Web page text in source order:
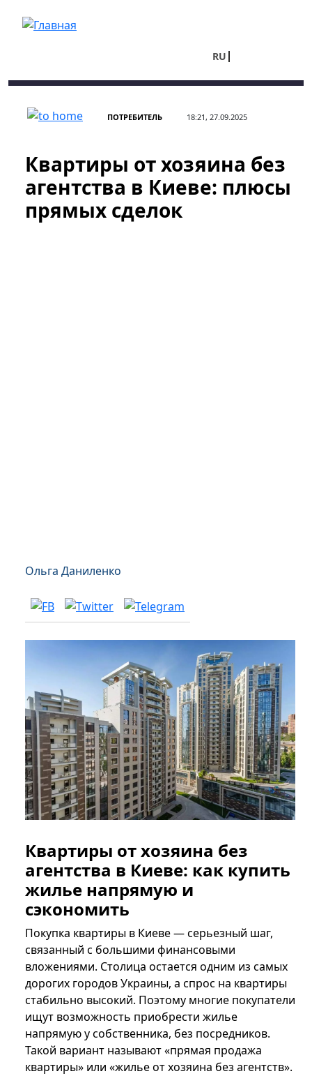
RU
ПОТРЕБИТЕЛЬ 18:21, 27.09.2025
Квартиры от хозяина без
агентства в Киеве: плюсы
прямых сделок
Ольга Даниленко
Квартиры от хозяина без
агентства в Киеве: как купить
жилье напрямую и
сэкономить
Покупка квартиры в Киеве — серьезный шаг,
связанный с большими финансовыми
вложениями. Столица остается одним из самых
дорогих городов Украины, а спрос на квартиры
стабильно высокий. Поэтому многие покупатели
ищут возможность приобрести жилье
напрямую у собственника, без посредников.
Такой вариант называют «прямая продажа
квартиры» или «жилье от хозяина без агентств».